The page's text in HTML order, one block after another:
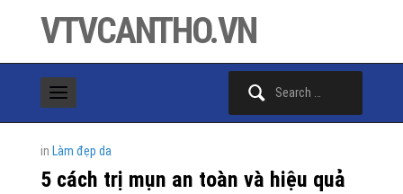
VTVCANTHO.VN
in Làm đẹp da
5 cách trị mụn an toàn và hiệu quả